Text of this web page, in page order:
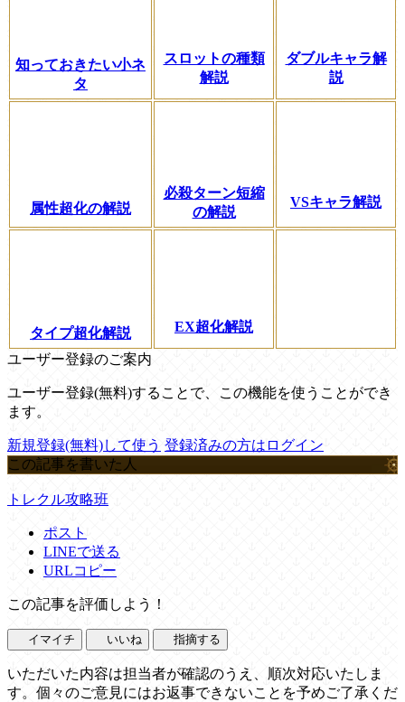
知っておきたい小ネ
タ
スロットの種類
解説
ダブルキャラ解
説
属性超化の解説
必殺ターン短縮
の解説
VSキャラ解説
タイプ超化解説 EX超化解説
ユーザー登録のご案内
ユーザー登録(無料)することで、この機能を使うことができ
ます。
新規登録(無料)して使う 登録済みの方はログイン
この記事を書いた人
トレクル攻略班
ポスト
LINEで送る
URLコピー
この記事を評価しよう！
イマイチ いいね 指摘する
いただいた内容は担当者が確認のうえ、順次対応いたしま
す。個々のご意見にはお返事できないことを予めご了承くだ